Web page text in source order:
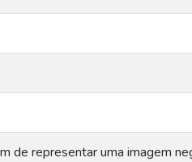
de representar uma imagem